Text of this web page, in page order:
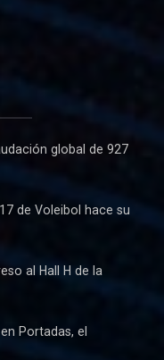
global de 927
de Voleibol hace su
al Hall H de la
Portadas, el